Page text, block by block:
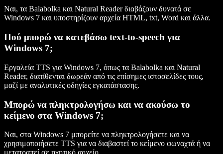
Ναι, τα Balabolka και Natural Reader διαβάζουν δυνατά σε
Windows 7 και υποστηρίζουν αρχεία HTML, txt, Word και άλλα.
Πού μπορώ να κατεβάσω text-to-speech για
Windows 7;
Εργαλεία TTS για Windows 7, όπως τα Balabolka και Natural
Reader, διατίθενται δωρεάν από τις επίσημες ιστοσελίδες τους,
μαζί με αναλυτικές οδηγίες εγκατάστασης.
Μπορώ να πληκτρολογήσω και να ακούσω το
κείμενο στα Windows 7;
Ναι, στα Windows 7 μπορείτε να πληκτρολογήσετε και να
χρησιμοποιήσετε TTS για να διαβαστεί το κείμενο φωναχτά ή να